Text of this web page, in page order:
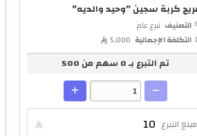
كربة سجين "وحيد والديه"
التصنيف تبرع عام
التكلفة الإجمالية
تم التبرع بـ0 سهم من 500
مبلغ التبرع 